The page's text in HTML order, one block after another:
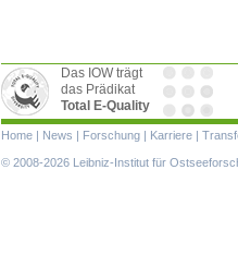
Das IOW trägt
das Prädikat
Total E-Quality
Navigation
überspringen
Home | News | Forschung | Karriere |
© 2008-2026 Leibniz-Institut für